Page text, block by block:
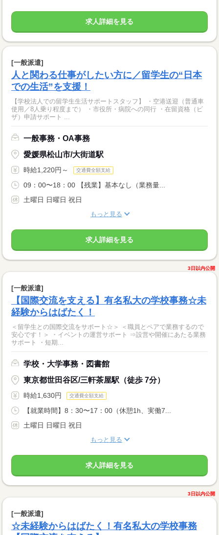
求人詳細を見る
[一般派遣]
人と関わる仕事がしたい方に／留学生の“日本
での生活”を支援！
【学校法人での留学生生活サポートスタッフ】 ・空港送迎（普通車
使用／8人乗り程度まで） ・市役所・病院への同行 ・在留資格（ビ
ザ）申請サポート ...
一般事務・OA事務
愛媛県松山市/大街道駅
時給1,220円～ 交通費全額支給
09：00〜18：00 【残業】基本なし（業務量...
土曜日 日曜日 祝日
もっと見る
求人詳細を見る
3日以内公開
[一般派遣]
【国際交流を支える】有名私大の学校事務☆未
経験からはばたく！
＜留学生との国際交流をサポート☆＞ ＜職員とペアで業務するので
安心です！＞ ・イベントの運営サポート ⇒設営や開催にあたる業務
サポート ・短期...
学校・大学事務・図書館
東京都世田谷区/三軒茶屋駅（徒歩 7分）
時給1,630円 交通費全額支給
【就業時間】8：30〜17：00（休憩1h、実働7...
土曜日 日曜日 祝日
もっと見る
求人詳細を見る
3日以内公開
[一般派遣]
☆未経験からはばたく！有名私大の学校事務